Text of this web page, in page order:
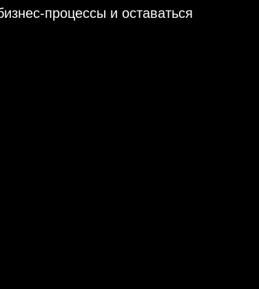
процессы и оставаться